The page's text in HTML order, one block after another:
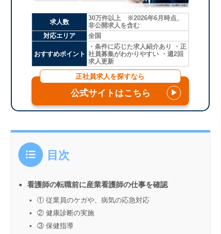
求人数
30万件以上 ※2026年6月時点、
非公開求人を含む
対応エリア
全国
おすすめポイント
・条件に応じた求人紹介あり ・正
社員募集がわかりやすい ・週2回
求人更新
正社員求人を探すなら
公式サイトはこちら ▶
目次
看護師の転職前に産業看護師の仕事を確認
① 従業員のケガや、病気の応急対応
② 健康診断の実施
③ 保健指導